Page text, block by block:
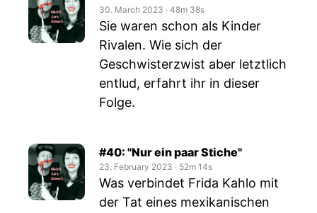
30. March 2023 ‧ 48m 38s
Sie waren schon als Kinder
Rivalen. Wie sich der
Geschwisterzwist aber letztlich
entlud, erfahrt ihr in dieser
Folge.
#40: "Nur ein paar Stiche"
23. February 2023 ‧ 52m 14s
Was verbindet Frida Kahlo mit
der Tat eines mexikanischen